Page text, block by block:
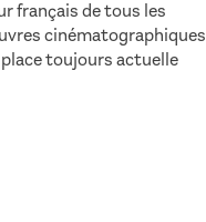
français de tous les
cinématographiques
toujours actuelle